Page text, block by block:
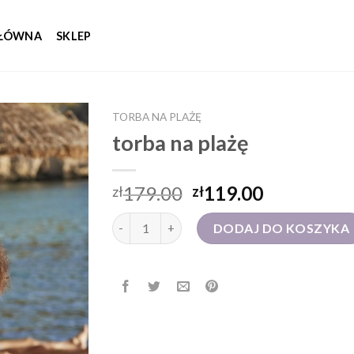
SKLEP
TORBA NA PLAŻĘ
torba na plażę
zł179.00 zł119.00
ilość torba na plażę DODAJ DO KOSZYKA